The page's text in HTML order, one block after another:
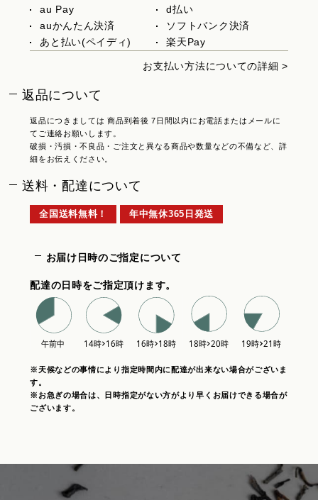
au Pay
d払い
auかんたん決済
ソフトバンク決済
あと払い(ペイディ)
楽天Pay
お支払い方法についての詳細 >
返品について
返品につきましては 商品到着後 7日間以内にお電話またはメールに
てご連絡お願いします。
破損・汚損・不良品・ご注文と異なる商品や数量などの不備など、詳
細をお伝えください。
送料・配達について
全国送料無料！ 年中無休365日発送
お届け日時のご指定について
配達の日時をご指定頂けます。
※天候などの事情により指定時間内に配達が出来ない場合がございま
す。
※お急ぎの場合は、日時指定がない方がより早くお届けできる場合が
ございます。